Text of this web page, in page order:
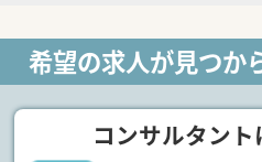
希望の求人が見つ
コンサルタン